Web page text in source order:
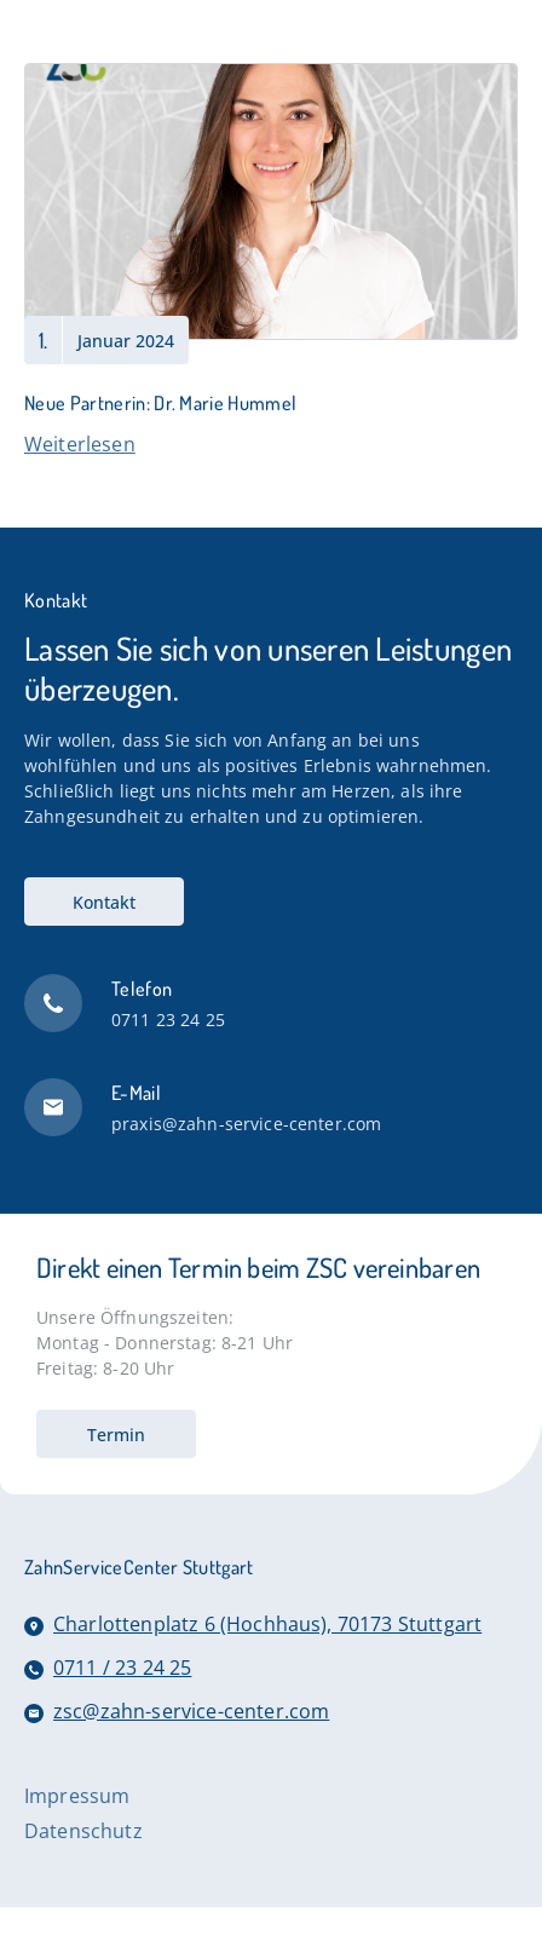
1. Januar 2024
Neue Partnerin: Dr. Marie Hummel
Weiterlesen
Kontakt
Lassen Sie sich von unseren Leistungen
überzeugen.
Wir wollen, dass Sie sich von Anfang an bei uns
wohlfühlen und uns als positives Erlebnis wahrnehmen.
Schließlich liegt uns nichts mehr am Herzen, als ihre
Zahngesundheit zu erhalten und zu optimieren.
Kontakt
Telefon
0711 23 24 25
E-Mail
praxis@zahn-service-center.com
Direkt einen Termin beim ZSC vereinbaren
Unsere Öffnungszeiten:
Montag - Donnerstag: 8-21 Uhr
Freitag: 8-20 Uhr
Termin
ZahnServiceCenter Stuttgart
Charlottenplatz 6 (Hochhaus), 70173 Stuttgart
0711 / 23 24 25
zsc@zahn-service-center.com
Impressum
Datenschutz